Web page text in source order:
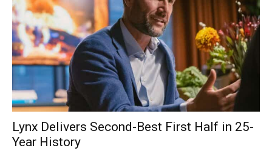
Lynx Delivers Second-Best First Half in 25-
Year History